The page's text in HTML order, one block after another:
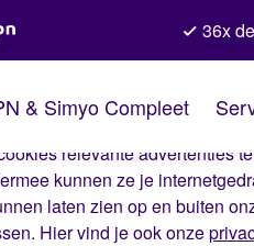
zorgen wij ervoor dat je
relevante advertenties
kunnen ze je
laten zien op en buiten
Hier vind je ook onze
36x
& Simyo Compleet